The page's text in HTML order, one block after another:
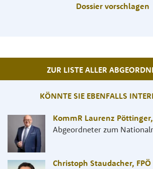
Dossier vorschlagen
ZUR LISTE ALLER
KÖNNTE SIE EBENFALLS
KommR Laurenz Pöttinger,
Abgeordneter zum
Christoph Staudacher, FPÖ